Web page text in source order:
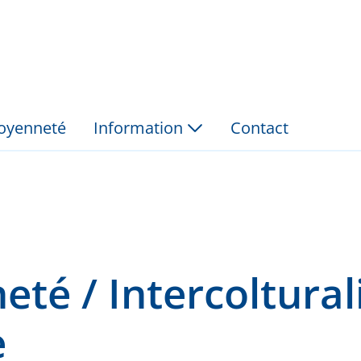
/ Dialogue -
Information Contact
/